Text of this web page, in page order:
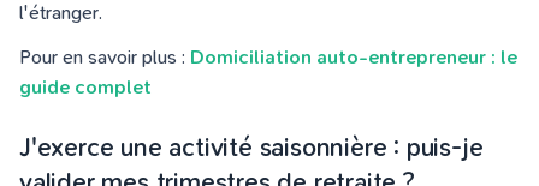
l'étranger.
Pour en savoir plus : Domiciliation auto-entrepreneur : le
guide complet
J'exerce une activité saisonnière : puis-je